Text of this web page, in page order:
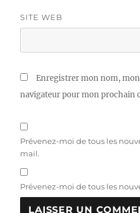
SITE WEB
Enregistrer mon nom,
navigateur pour mon prochain
Prévenez-moi de tous les
mail.
Prévenez-moi de tous les